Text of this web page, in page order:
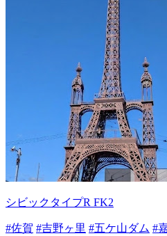
シビックタイプR FK2
#佐賀 #吉野ヶ里 #五ケ山ダム #